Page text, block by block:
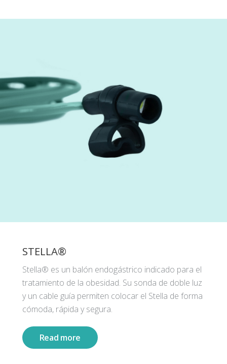
STELLA®
Stella® es un balón endogástrico indicado para el
tratamiento de la obesidad. Su sonda de doble luz
y un cable guía permiten colocar el Stella de forma
cómoda, rápida y segura.
Read more